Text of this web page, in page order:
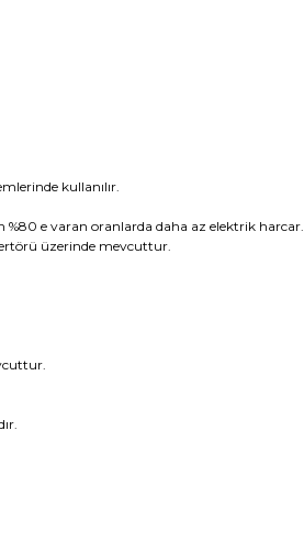
kullanılır.
e varan oranlarda daha az elektrik harcar.
üzerinde mevcuttur.